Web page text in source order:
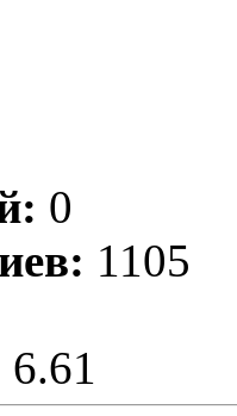
0
1105
6.61